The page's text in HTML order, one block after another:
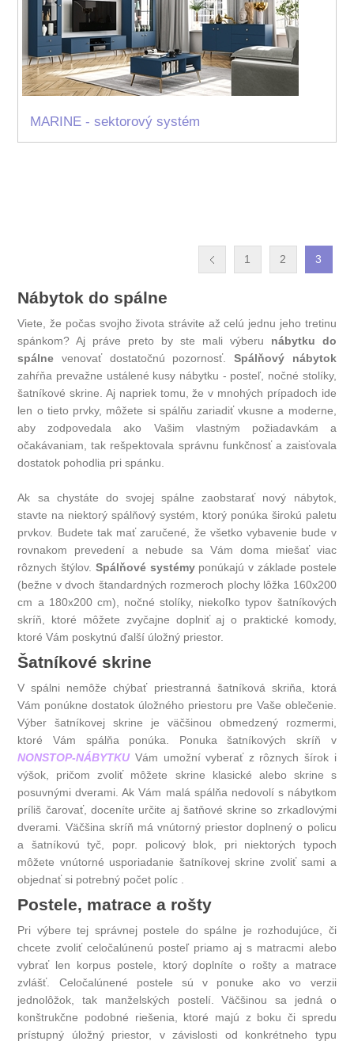
MARINE - sektorový systém
1 2 3
Nábytok do spálne
Viete, že počas svojho života strávite až celú jednu jeho tretinu
spánkom? Aj práve preto by ste mali výberu nábytku do
spálne venovať dostatočnú pozornosť. Spálňový nábytok
zahŕňa prevažne ustálené kusy nábytku - posteľ, nočné stolíky,
šatníkové skrine. Aj napriek tomu, že v mnohých prípadoch ide
len o tieto prvky, môžete si spálňu zariadiť vkusne a moderne,
aby zodpovedala ako Vašim vlastným požiadavkám a
očakávaniam, tak rešpektovala správnu funkčnosť a zaisťovala
dostatok pohodlia pri spánku.
Ak sa chystáte do svojej spálne zaobstarať nový nábytok,
stavte na niektorý spálňový systém, ktorý ponúka širokú paletu
prvkov. Budete tak mať zaručené, že všetko vybavenie bude v
rovnakom prevedení a nebude sa Vám doma miešať viac
rôznych štýlov. Spálňové systémyponúkajú v základe postele
(bežne v dvoch štandardných rozmeroch plochy lôžka 160x200
cm a 180x200 cm), nočné stolíky, niekoľko typov šatníkových
skríň, ktoré môžete zvyčajne doplniť aj o praktické komody,
ktoré Vám poskytnú ďalší úložný priestor.
Šatníkové skrine
V spálni nemôže chýbať priestranná šatníková skriňa, ktorá
Vám ponúkne dostatok úložného priestoru pre Vaše oblečenie.
Výber šatníkovej skrine je väčšinou obmedzený rozmermi,
ktoré Vám spálňa ponúka. Ponuka šatníkových skríň v
NONSTOP-NÁBYTKUVám umožní vyberať z rôznych šírok i
výšok, pričom zvoliť môžete skrine klasické alebo skrine s
posuvnými dverami. Ak Vám malá spálňa nedovolí s nábytkom
príliš čarovať, doceníte určite aj šatňové skrine so zrkadlovými
dverami. Väčšina skríň má vnútorný priestor doplnený o policu
a šatníkovú tyč, popr. policový blok, pri niektorých typoch
môžete vnútorné usporiadanie šatníkovej skrine zvoliť sami a
objednať si potrebný počet políc .
Postele, matrace a rošty
Pri výbere tej správnej postele do spálne je rozhodujúce, či
chcete zvoliť celočalúnenú posteľ priamo aj s matracmi alebo
vybrať len korpus postele, ktorý doplníte o rošty a matrace
zvlášť. Celočalúnené postele sú v ponuke ako vo verzii
jednolôžok, tak manželských postelí. Väčšinou sa jedná o
konštrukčne podobné riešenia, ktoré majú z boku či spredu
prístupný úložný priestor, v závislosti od konkrétneho typu